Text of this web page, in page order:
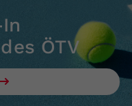
ÖTV